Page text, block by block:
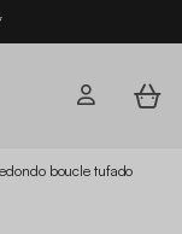
boucle tufado